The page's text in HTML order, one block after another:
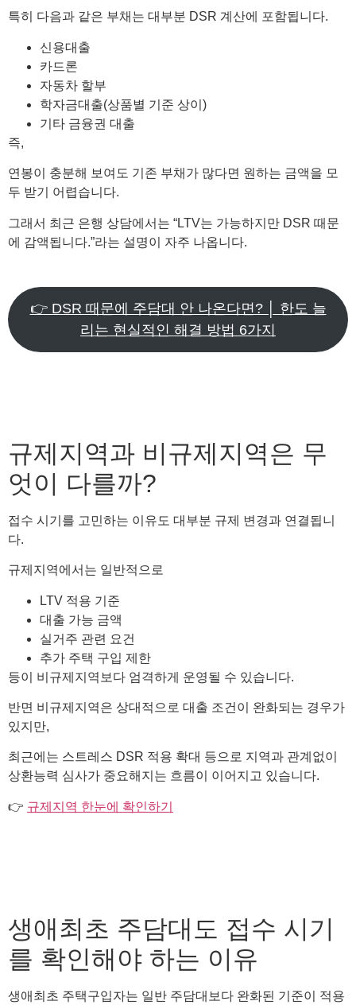
특히 다음과 같은 부채는 대부분 DSR 계산에 포함됩니다.
신용대출
카드론
자동차 할부
학자금대출(상품별 기준 상이)
기타 금융권 대출
즉,
연봉이 충분해 보여도 기존 부채가 많다면 원하는 금액을 모
두 받기 어렵습니다.
그래서 최근 은행 상담에서는 “LTV는 가능하지만 DSR 때문
에 감액됩니다.”라는 설명이 자주 나옵니다.
👉 DSR 때문에 주담대 안 나온다면? │ 한도 늘
리는 현실적인 해결 방법 6가지
규제지역과 비규제지역은 무
엇이 다를까?
접수 시기를 고민하는 이유도 대부분 규제 변경과 연결됩니
다.
규제지역에서는 일반적으로
LTV 적용 기준
대출 가능 금액
실거주 관련 요건
추가 주택 구입 제한
등이 비규제지역보다 엄격하게 운영될 수 있습니다.
반면 비규제지역은 상대적으로 대출 조건이 완화되는 경우가
있지만,
최근에는 스트레스 DSR 적용 확대 등으로 지역과 관계없이
상환능력 심사가 중요해지는 흐름이 이어지고 있습니다.
👉 규제지역 한눈에 확인하기
생애최초 주담대도 접수 시기
를 확인해야 하는 이유
생애최초 주택구입자는 일반 주담대보다 완화된 기준이 적용